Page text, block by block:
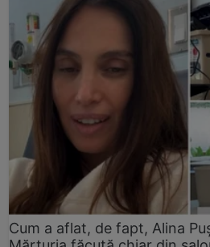
Cum a aflat, de fapt, Alina